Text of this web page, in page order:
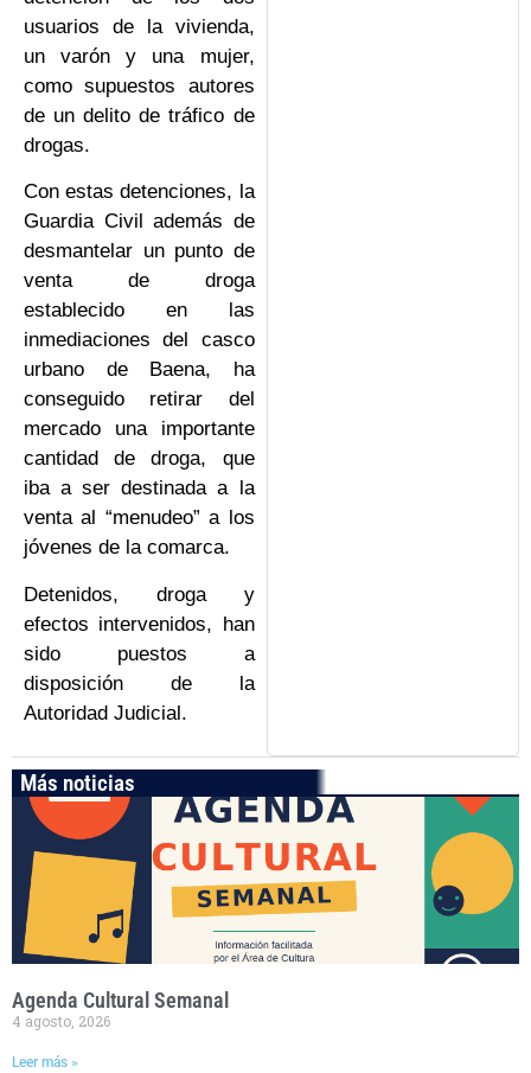
usuarios de la vivienda,
un varón y una mujer,
como supuestos autores
de un delito de tráfico de
drogas.
Con estas detenciones, la
Guardia Civil además de
desmantelar un punto de
venta de droga
establecido en las
inmediaciones del casco
urbano de Baena, ha
conseguido retirar del
mercado una importante
cantidad de droga, que
iba a ser destinada a la
venta al “menudeo” a los
jóvenes de la comarca.
Detenidos, droga y
efectos intervenidos, han
sido puestos a
disposición de la
Autoridad Judicial.
Más noticias
Agenda Cultural Semanal
4 agosto, 2026
Leer más »